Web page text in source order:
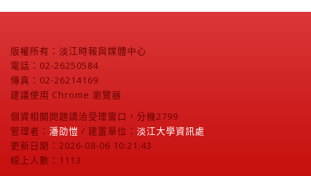
版權所有：淡江時報與媒體中心
電話：02-26250584
傳真：02-26214169
建議使用 Chrome 瀏覽器
個資相關問題請洽受理窗口，分機2799
管理者： 潘劭愷 / 建置單位： 淡江大學資訊處
更新日期：2026-08-06 10:21:43
線上人數：1113